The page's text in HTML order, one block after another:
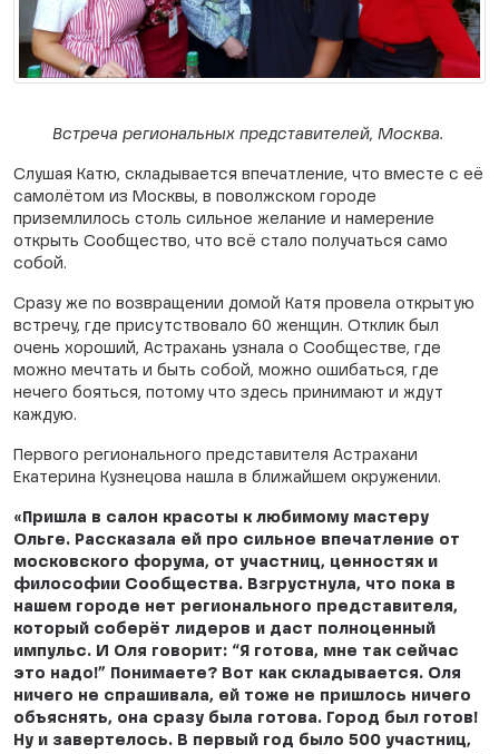
Встреча региональных представителей, Москва.
Слушая Катю, складывается впечатление, что вместе с её
самолётом из Москвы, в поволжском городе
приземлилось столь сильное желание и намерение
открыть Сообщество, что всё стало получаться само
собой.
Сразу же по возвращении домой Катя провела открытую
встречу, где присутствовало 60 женщин. Отклик был
очень хороший, Астрахань узнала о Сообществе, где
можно мечтать и быть собой, можно ошибаться, где
нечего бояться, потому что здесь принимают и ждут
каждую.
Первого регионального представителя Астрахани
Екатерина Кузнецова нашла в ближайшем окружении.
«Пришла в салон красоты к любимому мастеру
Ольге. Рассказала ей про сильное впечатление от
московского форума, от участниц, ценностях и
философии Сообщества. Взгрустнула, что пока в
нашем городе нет регионального представителя,
который соберёт лидеров и даст полноценный
импульс. И Оля говорит: “Я готова, мне так сейчас
это надо!” Понимаете? Вот как складывается. Оля
ничего не спрашивала, ей тоже не пришлось ничего
объяснять, она сразу была готова. Город был готов!
Ну и завертелось. В первый год было 500 участниц,